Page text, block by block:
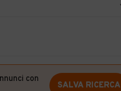
con
SALVA RICERCA